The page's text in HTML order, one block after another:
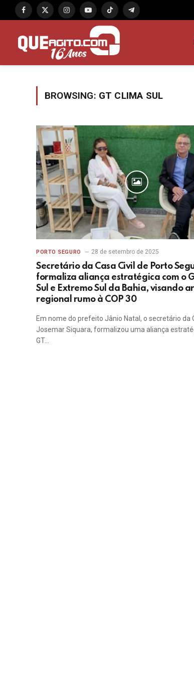
Facebook
X
InstagramYouTubeTikTok Telegram
BROWSING: GT CLIMA SUL
PORTO SEGURO 28 de setembro de 2025
Secretário da Casa Civil de Porto
formaliza aliança estratégica com o
Sul e Extremo Sul da Bahia, visando
regional rumo à COP 30
Em nome do prefeito Jânio Natal, o secretário da
Josemar Siquara, formalizou uma aliança
GT…